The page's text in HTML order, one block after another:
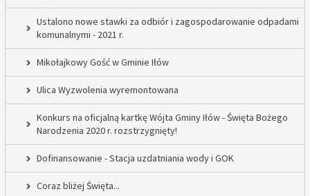
Ustalono nowe stawki za odbiór i zagospodarowanie odpadami
komunalnymi - 2021 r.
Mikołajkowy Gość w Gminie Iłów
Ulica Wyzwolenia wyremontowana
Konkurs na oficjalną kartkę Wójta Gminy Iłów - Święta Bożego
Narodzenia 2020 r. rozstrzygnięty!
Dofinansowanie - Stacja uzdatniania wody i GOK
Coraz bliżej Święta...